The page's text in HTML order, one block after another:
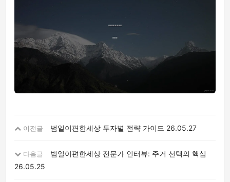
이전글 범일이편한세상 투자별 전략 가이드 26.05.27
다음글
범일이편한세상 전문가 인터뷰: 주거 선택의 핵심
26.05.25